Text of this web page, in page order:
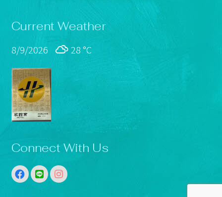
Current Weather
8/9/2026 28 °C
Connect With Us